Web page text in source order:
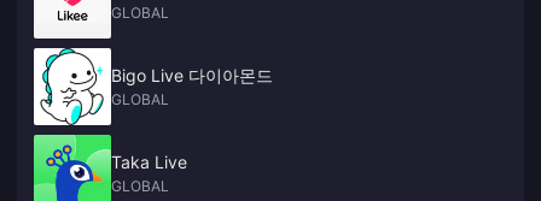
GLOBAL
Bigo Live 다이아몬드
GLOBAL
Taka Live
GLOBAL